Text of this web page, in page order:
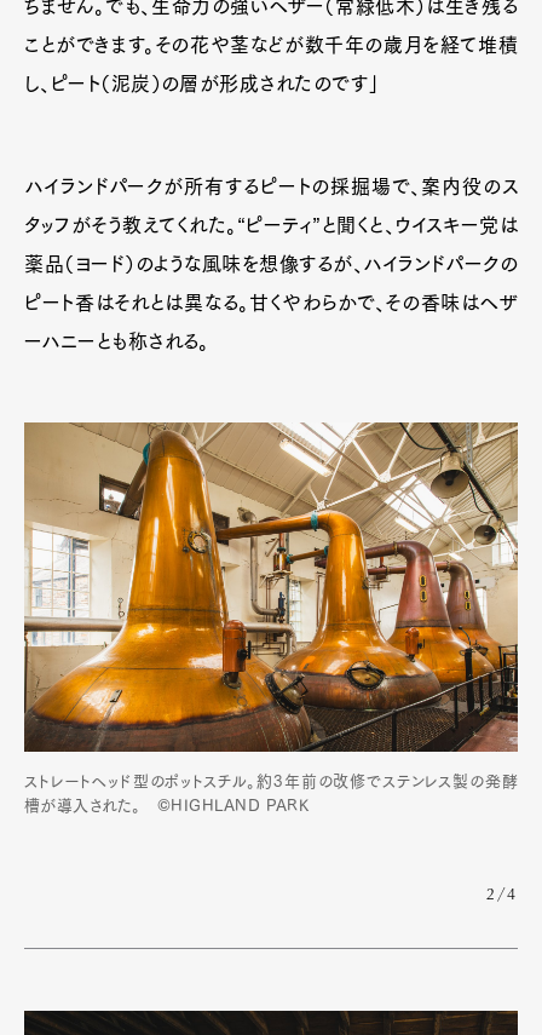
ちません。でも、生命力の強いヘザー（常緑低木）は生き残る
ことができます。その花や茎などが数千年の歳月を経て堆積
し、ピート（泥炭）の層が形成されたのです」
ハイランドパークが所有するピートの採掘場で、案内役のス
タッフがそう教えてくれた。“ピーティ”と聞くと、ウイスキー党は
薬品（ヨード）のような風味を想像するが、ハイランドパークの
ピート香はそれとは異なる。甘くやわらかで、その香味はヘザ
ーハニーとも称される。
ストレートヘッド型のポットスチル。約3年前の改修でステンレス製の発酵
槽が導入された。 ©HIGHLAND PARK
2/4